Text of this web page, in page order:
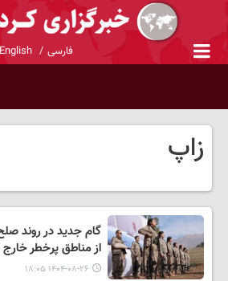
فارسی English
زاپ
از مناطق پرخطر خارج
۱۴۰۴-۰۸-۲۶ ۱۸:۰۵